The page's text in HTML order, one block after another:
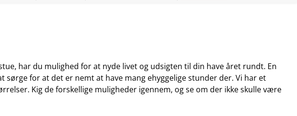
har du mulighed for at nyde livet og udsigten til din have året rundt. En
sørge for at det er nemt at have mang ehyggelige stunder der. Vi har et
Kig de forskellige muligheder igennem, og se om der ikke skulle være